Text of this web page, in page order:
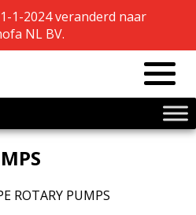
1-2024 veranderd naar
NL BV.
1-2024 veranderd naar
NL BV.
ROTARY PUMPS